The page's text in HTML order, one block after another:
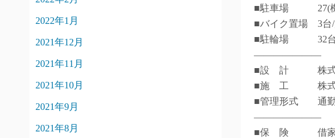
■駐車場 27(機械
■バイク置場 3台/
■駐輪場 32台/
―――――――
■設 計 株式会
■施 工 株式会
■管理形式 通勤
―――――――
■保 険 借家人
2022年1月
2021年12月
2021年11月
2021年10月
2021年9月
2021年8月